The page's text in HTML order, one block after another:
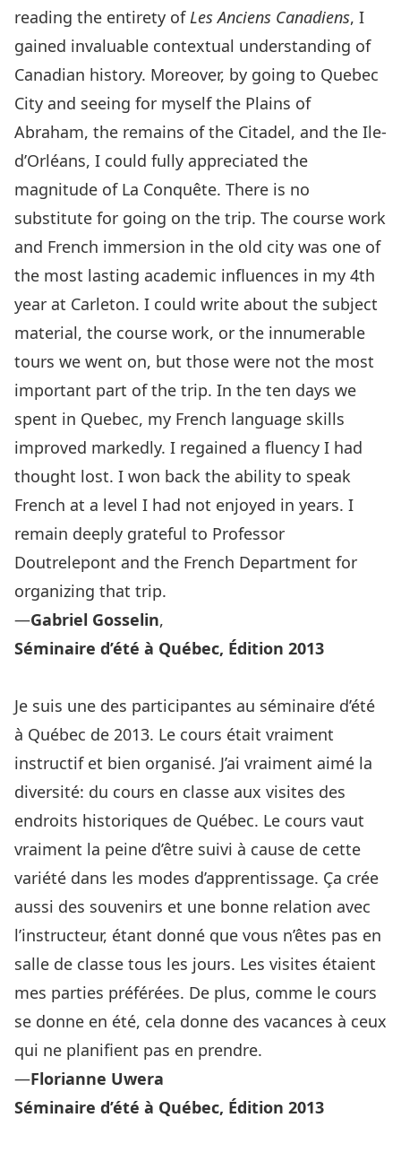
reading the entirety ofLes Anciens Canadiens, I
gained invaluable contextual understanding of
Canadian history. Moreover, by going to Quebec
City and seeing for myself the Plains of
Abraham, the remains of the Citadel, and the Ile-
d’Orléans, I could fully appreciated the
magnitude of La Conquête. There is no
substitute for going on the trip. The course work
and French immersion in the old city was one of
the most lasting academic influences in my 4th
year at Carleton. I could write about the subject
material, the course work, or the innumerable
tours we went on, but those were not the most
important part of the trip. In the ten days we
spent in Quebec, my French language skills
improved markedly. I regained a fluency I had
thought lost. I won back the ability to speak
French at a level I had not enjoyed in years. I
remain deeply grateful to Professor
Doutrelepont and the French Department for
organizing that trip.
—Gabriel Gosselin,
Séminaire d’été à Québec, Édition 2013
Je suis une des participantes au séminaire d’été
à Québec de 2013. Le cours était vraiment
instructif et bien organisé. J’ai vraiment aimé la
diversité: du cours en classe aux visites des
endroits historiques de Québec. Le cours vaut
vraiment la peine d’être suivi à cause de cette
variété dans les modes d’apprentissage. Ça crée
aussi des souvenirs et une bonne relation avec
l’instructeur, étant donné que vous n’êtes pas en
salle de classe tous les jours. Les visites étaient
mes parties préférées. De plus, comme le cours
se donne en été, cela donne des vacances à ceux
qui ne planifient pas en prendre.
—Florianne Uwera
Séminaire d’été à Québec, Édition 2013